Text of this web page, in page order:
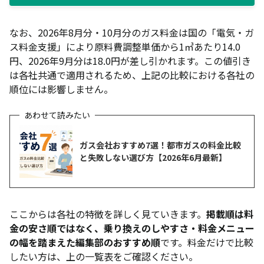
がある
【3ステップで簡単】ガス会社を切り替える手順
関西・大阪のガス会社選びでよくある質問（FAQ）
大阪ガスから切り替えるとガスの品質は変わる？
大阪ガスの「一般料金」はもう申し込めない？
ガス会社の切り替えには何日かかる？
乗り換え後に料金が高くなるケースはある？
オール電化の家でも都市ガスに切り替えられる？
まとめ｜使用量から自分に合ったガス会社を選ぼう
政府補助金
なお、2026年8月分・10月分のガス料金は国の「電気・ガ
ス料金支援」により原料費調整単価から1㎥あたり14.0
円、2026年9月分は18.0円が差し引かれます。この値引き
は各社共通で適用されるため、上記の比較における各社の
順位には影響しません。
ガス会社おすすめ7選！都市ガスの料金比較
と失敗しない選び方【2026年6月最新】
ここからは各社の特徴を詳しく見ていきます。 掲載順は料
金の安さ順ではなく、乗り換えのしやすさ・料金メニュー
の幅を踏まえた編集部のおすすめ順です。料金だけで比較
したい方は、上の一覧表をご確認ください。